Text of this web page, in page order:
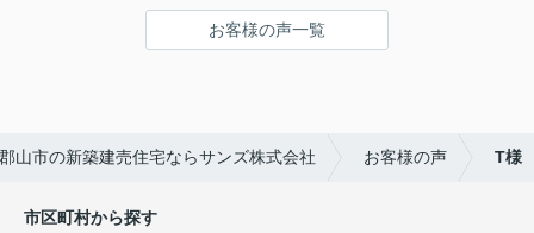
くデメリットも教えてくれたのが信頼出来たひとつ
の要因でした。建売物件で100％自分たちの要望が
・サンズ（株）さんに対してはないですが、購入し
た物件の会社さんの方での不手際が多く残念でし
お客様の声一覧
郡山市の新築建売住宅ならサンズ株式会社 お客様の声 T様
市区町村から探す